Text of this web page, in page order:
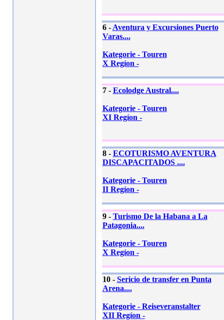
6 - Aventura y Excursiones Puerto
Varas....
Kategorie - Touren
X Regíon -
7 - Ecolodge Austral....
Kategorie - Touren
XI Regíon -
8 - ECOTURISMO AVENTURA
DISCAPACITADOS ....
Kategorie - Touren
II Regíon -
9 - Turismo De la Habana a La
Patagonia....
Kategorie - Touren
X Regíon -
10 - Sericio de transfer en Punta
Arena....
Kategorie - Reiseveranstalter
XII Regíon -